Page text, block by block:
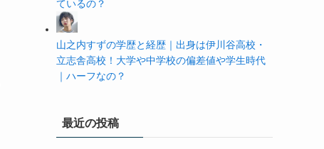
ているの？
山之内すずの学歴と経歴｜出身は伊川谷高校・
立志舎高校！大学や中学校の偏差値や学生時代
｜ハーフなの？
最近の投稿